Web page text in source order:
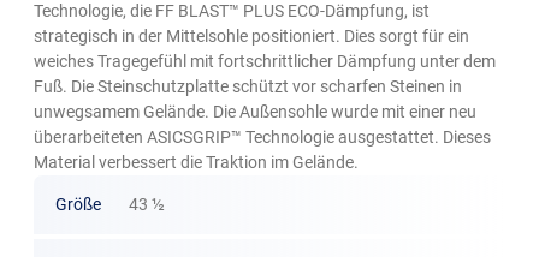
Technologie, die FF BLAST™ PLUS ECO-Dämpfung, ist
strategisch in der Mittelsohle positioniert. Dies sorgt für ein
weiches Tragegefühl mit fortschrittlicher Dämpfung unter dem
Fuß. Die Steinschutzplatte schützt vor scharfen Steinen in
unwegsamem Gelände. Die Außensohle wurde mit einer neu
überarbeiteten ASICSGRIP™ Technologie ausgestattet. Dieses
Material verbessert die Traktion im Gelände. ​
Größe 43 ½